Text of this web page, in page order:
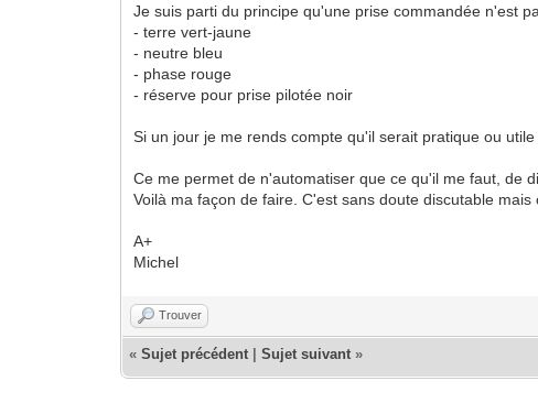
Je suis parti du principe qu'une prise commandée n'est
- terre vert-jaune
- neutre bleu
- phase rouge
- réserve pour prise pilotée noir
Si un jour je me rends compte qu'il serait pratique ou
Ce me permet de n'automatiser que ce qu'il me faut, de
Voilà ma façon de faire. C'est sans doute discutable
A+
Michel
Trouver
«Sujet précédent |Sujet suivant »